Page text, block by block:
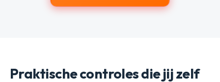
Praktische controles die jij zelf